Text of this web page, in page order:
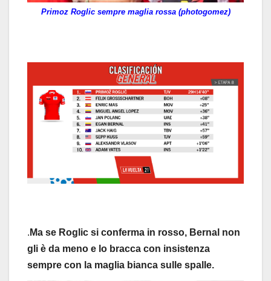
Primoz Roglic sempre maglia rossa (photogomez)
. Ma se Roglic si conferma in rosso, Bernal non
gli è da meno e lo bracca con insistenza
sempre con la maglia bianca sulle spalle.